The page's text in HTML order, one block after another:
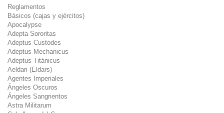
Reglamentos
Básicos (cajas y ejércitos)
Apocalypse
Adepta Sororitas
Adeptus Custodes
Adeptus Mechanicus
Adeptus Titánicus
Aeldari (Eldars)
Agentes Imperiales
Ángeles Oscuros
Ángeles Sangrientos
Astra Militarum